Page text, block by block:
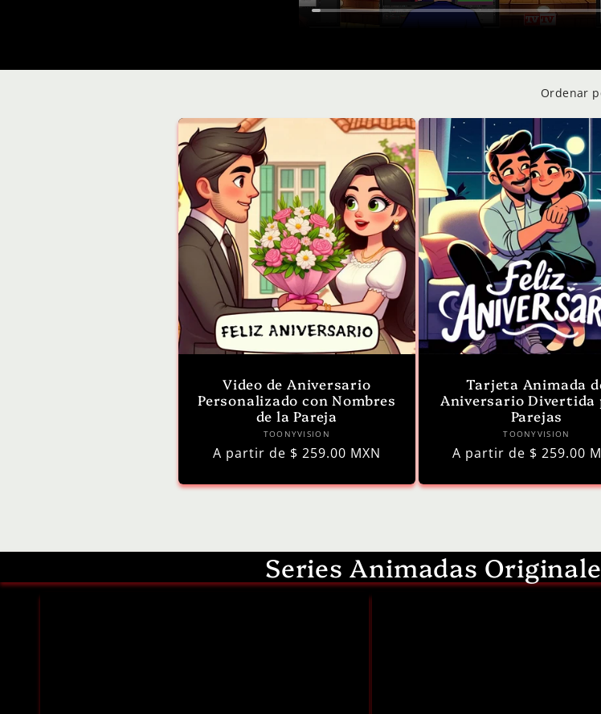
Ordenar
Video de Aniversario
Personalizado con Nombres
de la Pareja
Proveedor:
TOONYVISION
Precio
A partir de $ 259.00 MXN
Tarjeta Animada
Aniversario Divertida
Parejas
Proveedor:
TOONYVISION
Precio
A partir de $ 259.00
Series Animadas